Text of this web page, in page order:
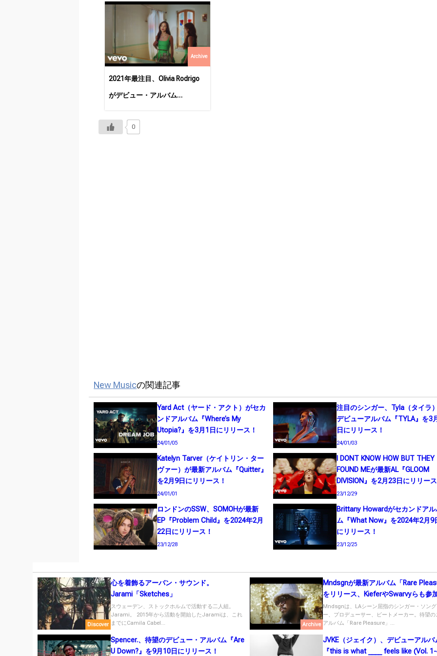
Archive
2021年最注目、Olivia Rodrigo
がデビュー・アルバム
ス！ 0
New Musicの関連記事
Yard Act（ヤード・アクト）がセカ
ンドアルバム『Where’s My
Utopia?』を3月1日にリリース！
24/01/05
注目のシンガー、Tyla（タイラ
デビューアルバム『TYLA』を3
日にリリース！
24/01/03
Katelyn Tarver（ケイトリン・ター
ヴァー）が最新アルバム『Quitter』
を2月9日にリリース！
24/01/01
I DONT KNOW HOW BUT THEY
FOUND MEが最新AL『GLOOM
DIVISION』を2月23日にリリース
23/12/29
ロンドンのSSW、SOMOHが最新
EP『Problem Child』を2024年2月
22日にリリース！
23/12/28
Brittany Howardがセカンドアル
ム『What Now』を2024年2月9
にリリース！
23/12/25
Discover
心を着飾るアーバン・サウンド。
Jarami「Sketches」
スウェーデン、ストックホルムで活動する二人組。
Jarami。 2015年から活動を開始したJaramiは、これ
までにCamila Cabel...
Archive
Mndsgnが最新アルバム「Rare
をリリース、KieferやSwarvyらも参
Mndsgnは、LAシーン屈指のシンガー・ソング
ー、プロデューサー、ビートメーカー。待望の
アルバム「Rare Pleasure」...
Spencer.、待望のデビュー・アルバム『Are
U Down?』を9月10日にリリース！
JVKE（ジェイク）、デビューアルバ
『this is what ____ feels like (Vol.